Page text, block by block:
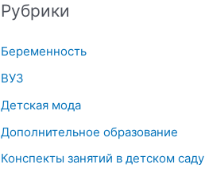
Рубрики
Беременность
ВУЗ
Детская мода
Дополнительное образование
Конспекты занятий в детском саду